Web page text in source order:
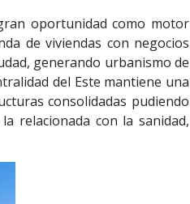
oportunidad como motor
de viviendas con negocios
generando urbanismo de
del Este mantiene una
consolidadas pudiendo
relacionada con la sanidad,